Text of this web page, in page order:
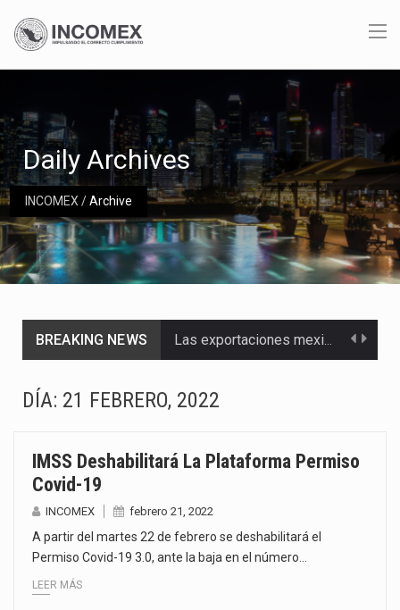
INCOMEX/Archive
Daily Archives
BREAKING NEWS Las exportaciones mexicanas de vehículos ligeros disminuyeron 9.67 % en julio a tasa anual, alcanzando…
Solo el 17.8 % de las empresas en México se considera totalmente preparada para la…
Los créditos fiscales determinados a empresas IMMEX rara vez nacen de una interpretación equivocada de…
DÍA: 21 FEBRERO, 2022
IMSS Deshabilitará La Plataforma Permiso
Covid-19
INCOMEX febrero 21, 2022
A partir del martes 22 de febrero se deshabilitará el
Permiso Covid-19 3.0, ante la baja en el número…
LEER MÁS